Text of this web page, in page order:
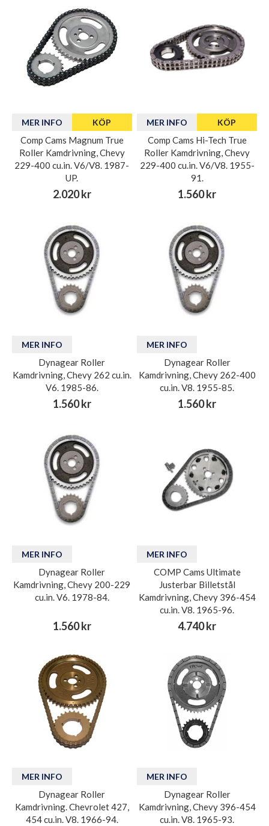
MER INFO KÖP
Comp Cams Magnum True
Roller Kamdrivning, Chevy
229-400 cu.in. V6/V8. 1987-
UP.
2.020 kr
MER INFO KÖP
Comp Cams Hi-Tech True
Roller Kamdrivning, Chevy
229-400 cu.in. V6/V8. 1955-
91.
1.560 kr
MER INFO
Dynagear Roller
Kamdrivning, Chevy 262 cu.in.
V6. 1985-86.
1.560 kr
MER INFO
Dynagear Roller
Kamdrivning, Chevy 262-400
cu.in. V8. 1955-85.
1.560 kr
MER INFO
Dynagear Roller
Kamdrivning, Chevy 200-229
cu.in. V6. 1978-84.
1.560 kr
MER INFO
COMP Cams Ultimate
Justerbar Billetstål
Kamdrivning, Chevy 396-454
cu.in. V8. 1965-96.
4.740 kr
MER INFO
Dynagear Roller
Kamdrivning. Chevrolet 427,
454 cu.in. V8. 1966-94.
MER INFO
Dynagear Roller
Kamdrivning, Chevy 396-454
cu.in. V8. 1965-93.